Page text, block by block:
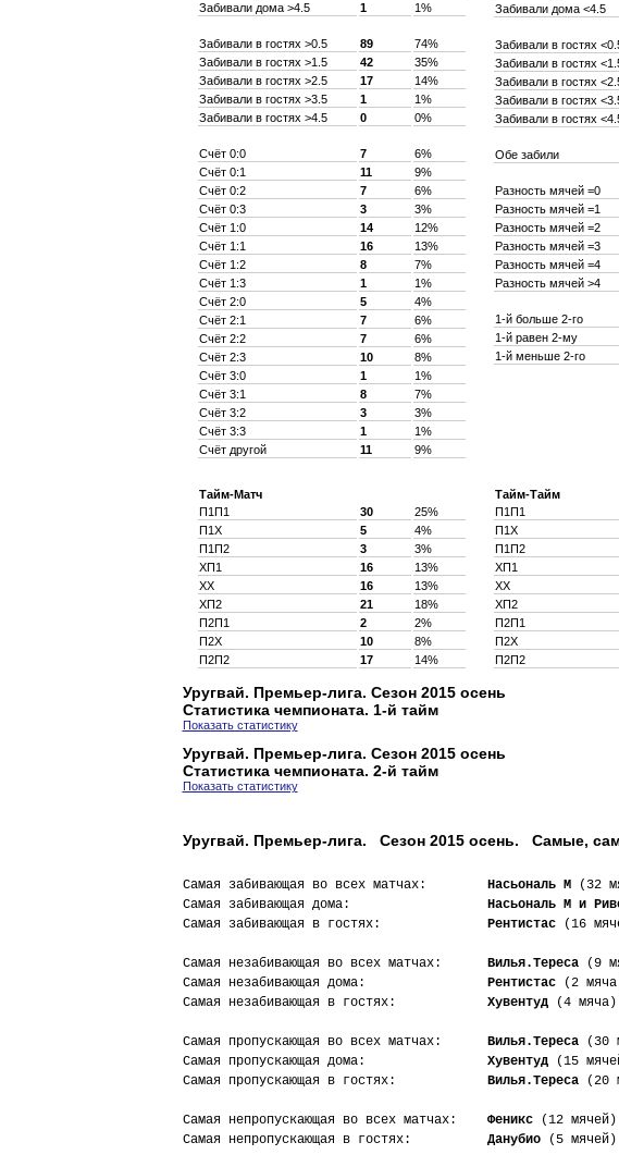
Забивали дома >4.5
1 1%
Забивали в гостях >0.5 89
74%
Забивали в гостях >1.5
42
35%
Забивали в гостях >2.5
17
14%
Забивали в гостях >3.5
1
1%
Забивали в гостях >4.5
0 0%
Счёт 0:0 7
6%
Счёт 0:1
11
9%
Счёт 0:2
7
6%
Счёт 0:3
3
3%
Счёт 1:0
14
12%
Счёт 1:1
16
13%
Счёт 1:2
8
7%
Счёт 1:3
1
1%
Счёт 2:0
5
4%
Счёт 2:1
7
6%
Счёт 2:2
7
6%
Счёт 2:3
10
8%
Счёт 3:0
1
1%
Счёт 3:1
8
7%
Счёт 3:2
3
3%
Счёт 3:3
1
1%
Счёт другой
11 9%
Забивали дома <4.5
Забивали в гостях
Забивали в гостях
Забивали в гостях
Забивали в гостях
Забивали в гостях
Обе забили
Разность мячей =0
Разность мячей =1
Разность мячей =2
Разность мячей =3
Разность мячей =4
Разность мячей >4
1-й больше 2-го
1-й равен 2-му
1-й меньше 2-го
Тайм-Матч
П1П1
30
25%
П1X
5
4%
П1П2
3
3%
XП1
16
13%
XX
16
13%
XП2
21
18%
П2П1
2
2%
П2X
10
8%
П2П2
17 14%
Тайм-Тайм
П1П1
П1X
П1П2
XП1
XX
XП2
П2П1
П2X
П2П2
Уругвай. Премьер-лига. Сезон 2015 осень
Статистика чемпионата. 1-й тайм
Показать статистику
Уругвай. Премьер-лига. Сезон 2015 осень
Статистика чемпионата. 2-й тайм
Показать статистику
Уругвай. Премьер-лига. Сезон 2015 осень. Самые,
Самая забивающая во всех матчах: Насьональ М (32
Самая забивающая дома: Насьональ М и
Самая забивающая в гостях: Рентистас (16
Самая незабивающая во всех матчах: Вилья.Тереса (9
Самая незабивающая дома: Рентистас (2
Самая незабивающая в гостях: Хувентуд (4 мяча)
Самая пропускающая во всех матчах: Вилья.Тереса (30
Самая пропускающая дома: Хувентуд (15
Самая пропускающая в гостях: Вилья.Тереса (20
Самая непропускающая во всех матчах: Феникс (12 мячей)
Самая непропускающая в гостях: Данубио (5 мячей)